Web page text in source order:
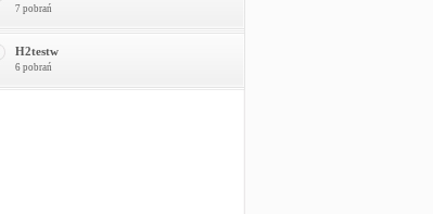
7 pobrań
H2testw
6 pobrań